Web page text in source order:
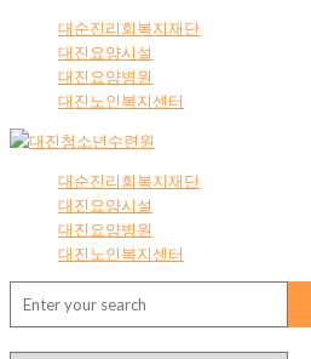
대순진리회복지재단
대진요양시설
대진요양병원
대진노인복지센터
대순진리회복지재단
대진요양시설
대진요양병원
대진노인복지센터